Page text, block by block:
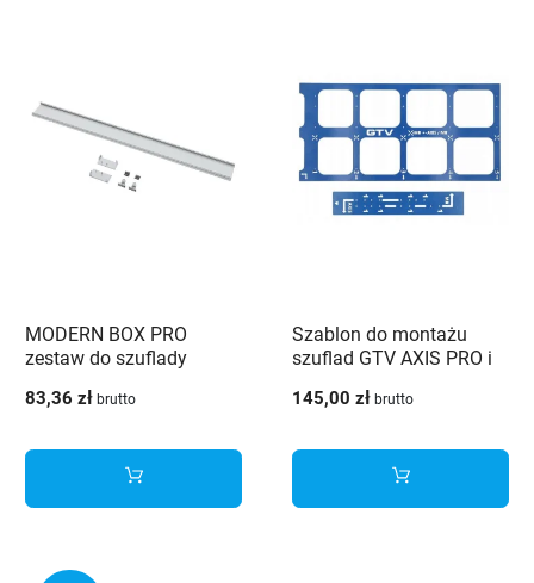
MODERN BOX PRO
zestaw do szuflady
biała
83,36 zł brutto
Szablon do montażu
szuflad GTV AXIS PRO i
145,00 zł brutto